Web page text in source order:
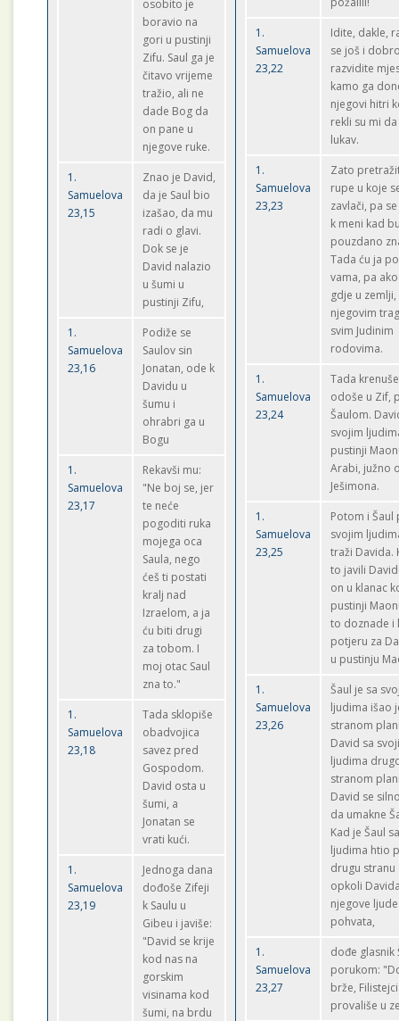
osobito je
boravio na
gori u pustinji
Zifu. Saul ga je
čitavo vrijeme
tražio, ali ne
dade Bog da
on pane u
njegove ruke.
1.
Samuelova
23,15
Znao je David,
da je Saul bio
izašao, da mu
radi o glavi.
Dok se je
David nalazio
u šumi u
pustinji Zifu,
1.
Samuelova
23,16
Podiže se
Saulov sin
Jonatan, ode k
Davidu u
šumu i
ohrabri ga u
Bogu
1.
Samuelova
23,17
Rekavši mu:
"Ne boj se, jer
te neće
pogoditi ruka
mojega oca
Saula, nego
ćeš ti postati
kralj nad
Izraelom, a ja
ću biti drugi
za tobom. I
moj otac Saul
zna to."
1.
Samuelova
23,18
Tada sklopiše
obadvojica
savez pred
Gospodom.
David osta u
šumi, a
Jonatan se
vrati kući.
1.
Samuelova
23,19
Jednoga dana
dođoše Zifeji
k Saulu u
Gibeu i javiše:
"David se krije
kod nas na
gorskim
visinama kod
šumi, na brdu
1.
Samuelova
23,22
Idite, dakle,
se još i
razvidite
kamo ga
njegovi hitri
rekli su mi
lukav.
1.
Samuelova
23,23
Zato
rupe u koje
zavlači, pa
k meni kad
pouzdano
Tada ću ja
vama, pa
gdje u
njegovim
svim Judinim
rodovima.
1.
Samuelova
23,24
Tada
odoše u Zif,
Šaulom.
svojim
pustinji
Arabi, južno
Ješimona.
1.
Samuelova
23,25
Potom i Šaul
svojim
traži Davida.
to javili
on u klanac
pustinji
to doznade i
potjeru za
u pustinju
1.
Samuelova
23,26
Šaul je sa
ljudima išao
stranom
David sa
ljudima
stranom
David se
da umakne
Kad je Šaul
ljudima htio
drugu stranu
opkoli
njegove
pohvata,
1.
Samuelova
23,27
dođe glasnik
porukom:
brže, Filistejci
provališe u